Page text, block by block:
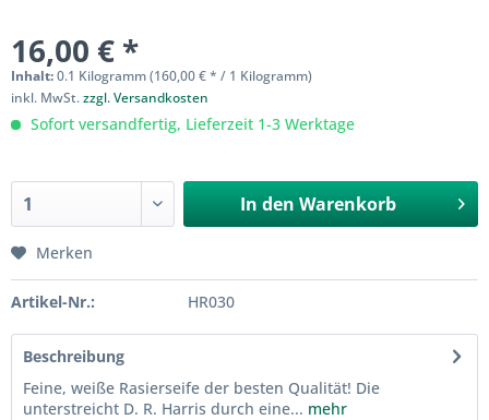
16,00 € *
Inhalt:0.1 Kilogramm (160,00 € * / 1 Kilogramm)
inkl. MwSt.zzgl. Versandkosten
Sofort versandfertig, Lieferzeit 1-3 Werktage
In den Warenkorb
Merken
Artikel-Nr.: HR030
Beschreibung
Feine, weiße Rasierseife der besten Qualität! Die
unterstreicht D. R. Harris durch eine... mehr